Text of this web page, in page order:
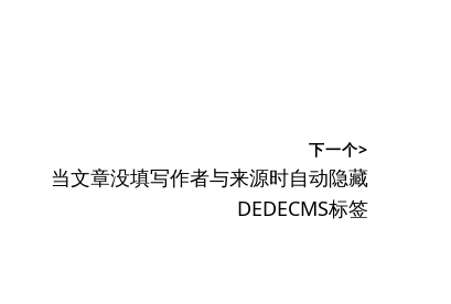
下一个>
下
当文章没填写作者与来源时自动隐藏
DEDECMS标签